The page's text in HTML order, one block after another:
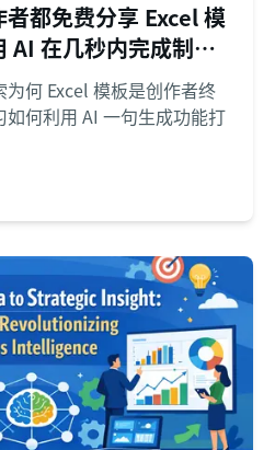
都免费分享 Excel 模
AI 在几秒内完成制
何 Excel 模板是创作者终
何利用 AI 一句生成功能打